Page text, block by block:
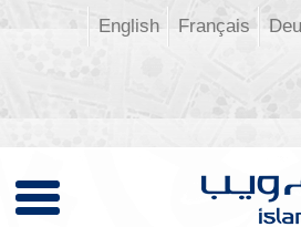
Français
English